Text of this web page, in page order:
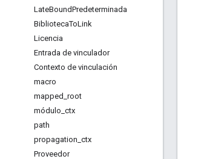
LateBoundPredeterminada
BibliotecaToLink
Licencia
Entrada de vinculador
Contexto de vinculación
macro
mapped root
módulo ctx
path
propagation ctx
Proveedor